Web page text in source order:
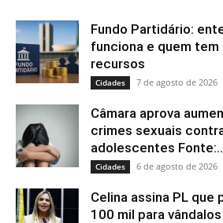
Fundo Partidário:
funciona e quem
recursos
Cidades 7 de agosto de 2026
Câmara aprova
crimes sexuais
adolescentes
Cidades 6 de agosto de 2026
Celina assina PL que
100 mil para vândalos